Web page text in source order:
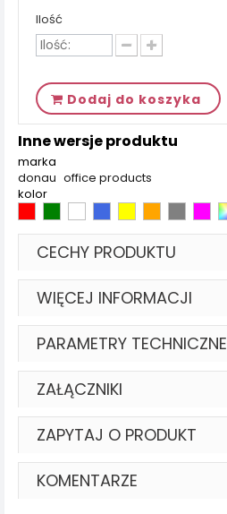
Ilość
Dodaj do koszyka
Inne wersje produktu
marka
donau office products
kolor
CECHY PRODUKTU
WIĘCEJ INFORMACJI
PARAMETRY TECHNICZNE
ZAŁĄCZNIKI
ZAPYTAJ O PRODUKT
KOMENTARZE